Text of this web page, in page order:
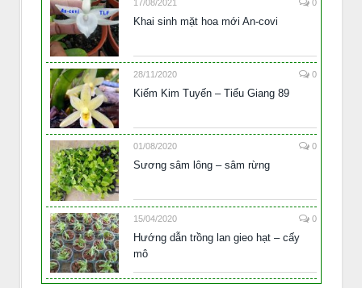
17/08/2021 0
Khai sinh mặt hoa mới An-covi
28/11/2020 0
Kiếm Kim Tuyến – Tiểu Giang 89
01/08/2020 0
Sương sâm lông – sâm rừng
15/04/2020 0
Hướng dẫn trồng lan gieo hạt – cấy
mô